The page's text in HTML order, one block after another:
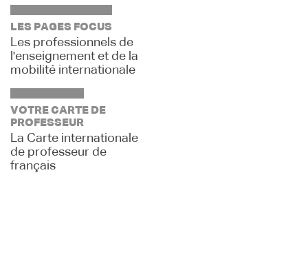
LES PAGES FOCUS
Les professionnels de
l'enseignement et de la
mobilité internationale
VOTRE CARTE DE
PROFESSEUR
La Carte internationale
de professeur de
français